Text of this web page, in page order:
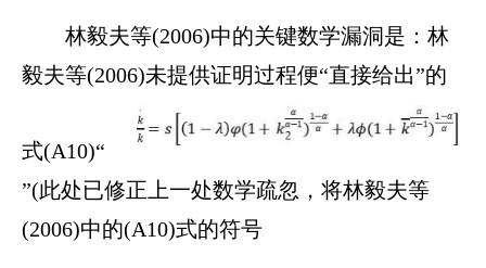
林毅夫等(2006)中的关键数学漏洞是：林
毅夫等(2006)未提供证明过程便“直接给出”的
式(A10)“
”(此处已修正上一处数学疏忽，将林毅夫等
(2006)中的(A10)式的符号